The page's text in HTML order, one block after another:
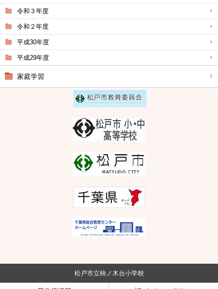
令和３年度
令和２年度
平成30年度
平成29年度
家庭学習
松戸市立柿ノ木台小学校